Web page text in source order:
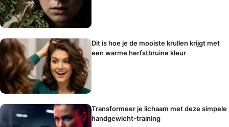
Dit is hoe je de mooiste krullen krijgt met
een warme herfstbruine kleur
Transformeer je lichaam met deze simpele
handgewicht-training